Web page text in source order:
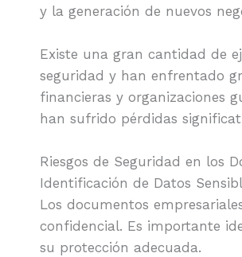
y la generación de nuevos
Existe una gran cantidad de
seguridad y han enfrentado
financieras y organizaciones
han sufrido pérdidas
Riesgos de Seguridad en los
Identificación de Datos
Los documentos
confidencial. Es importante
su protección adecuada.